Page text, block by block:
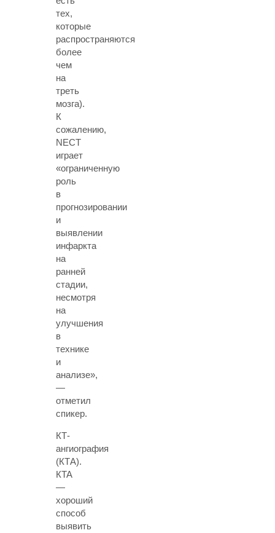
тех,
которые
распространяются
более
чем
на
треть
мозга).
К
сожалению,
NECT
играет
«ограниченную
роль
в
прогнозировании
и
выявлении
инфаркта
на
ранней
стадии,
несмотря
на
улучшения
в
технике
и
анализе»,
—
отметил
спикер.
КТ-
ангиография
(КТА).
КTA
—
хороший
способ
выявить